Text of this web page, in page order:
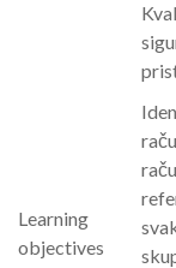
Learning
objectives